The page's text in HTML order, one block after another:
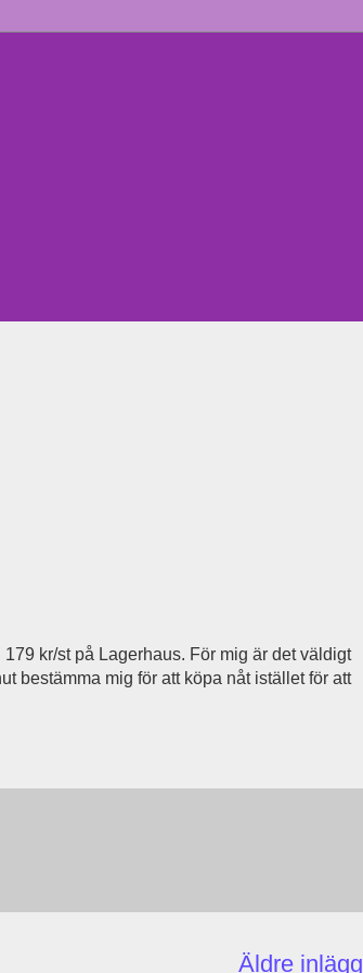
kr/st på Lagerhaus. För mig är det väldigt
bestämma mig för att köpa nåt istället för att
Äldre inlägg